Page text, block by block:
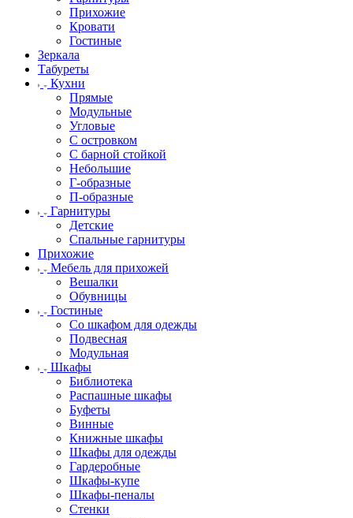
Прихожие
Кровати
Гостиные
Зеркала
Табуреты
Кухни
Прямые
Модульные
Угловые
С островком
С барной стойкой
Небольшие
Г-образные
П-образные
Гарнитуры
Детские
Спальные гарнитуры
Прихожие
Мебель для прихожей
Вешалки
Обувницы
Гостиные
Со шкафом для одежды
Подвесная
Модульная
Шкафы
Библиотека
Распашные шкафы
Буфеты
Винные
Книжные шкафы
Шкафы для одежды
Гардеробные
Шкафы-купе
Шкафы-пеналы
Стенки